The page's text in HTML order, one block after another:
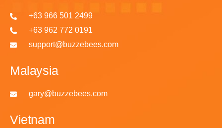
+63 966 501 2499
+63 962 772 0191
support@buzzebees.com
Malaysia
gary@buzzebees.com
Vietnam